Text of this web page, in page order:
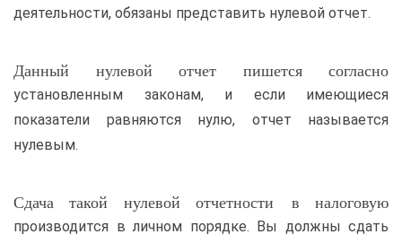
деятельности, обязаны представить нулевой отчет.
Данный нулевой отчет пишется согласно
установленным законам, и если имеющиеся
показатели равняются нулю, отчет называется
нулевым.
Сдача такой нулевой отчетности в налоговую
производится в личном порядке. Вы должны сдать